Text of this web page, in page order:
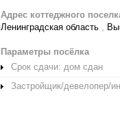
Адрес коттеджного
Ленинградская область ,
Параметры посёлка
Срок сдачи: дом сдан
Застройщик/девелопер/